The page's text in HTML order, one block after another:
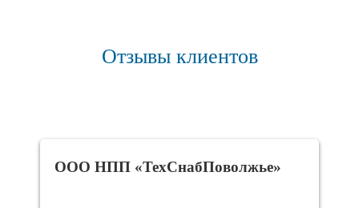
Отзывы клиентов
ООО НПП «ТехСнабПоволжье»